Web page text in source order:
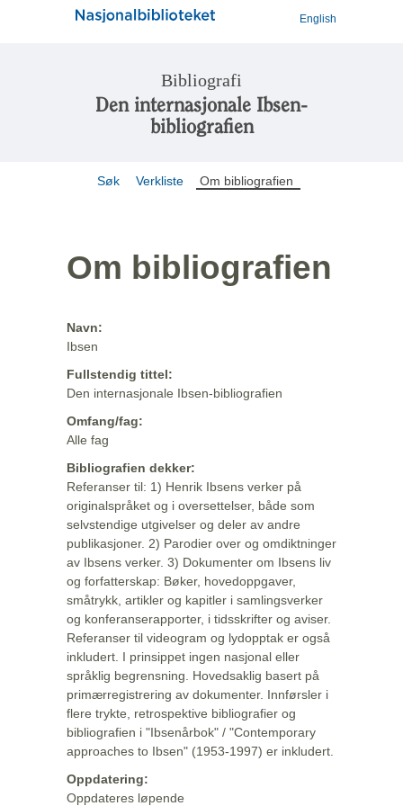
English
Bibliografi
Den internasjonale Ibsen-
bibliografien
Søk Verkliste Om bibliografien
Om bibliografien
Navn:
Ibsen
Fullstendig tittel:
Den internasjonale Ibsen-bibliografien
Omfang/fag:
Alle fag
Bibliografien dekker:
Referanser til: 1) Henrik Ibsens verker på
originalspråket og i oversettelser, både som
selvstendige utgivelser og deler av andre
publikasjoner. 2) Parodier over og omdiktninger
av Ibsens verker. 3) Dokumenter om Ibsens liv
og forfatterskap: Bøker, hovedoppgaver,
småtrykk, artikler og kapitler i samlingsverker
og konferanserapporter, i tidsskrifter og aviser.
Referanser til videogram og lydopptak er også
inkludert. I prinsippet ingen nasjonal eller
språklig begrensning. Hovedsaklig basert på
primærregistrering av dokumenter. Innførsler i
flere trykte, retrospektive bibliografier og
bibliografien i "Ibsenårbok" / "Contemporary
approaches to Ibsen" (1953-1997) er inkludert.
Oppdatering:
Oppdateres løpende